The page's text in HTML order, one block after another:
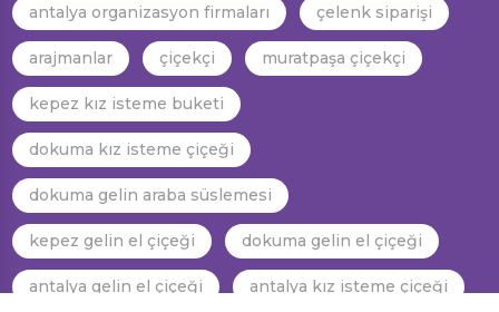
antalya organizasyon firmaları çelenk siparişi
arajmanlar çiçekçi muratpaşa çiçekçi
kepez kız isteme buketi
dokuma kız isteme çiçeği
dokuma gelin araba süslemesi
kepez gelin el çiçeği dokuma gelin el çiçeği
antalya gelin el çiçeği antalya kız isteme çiçeği